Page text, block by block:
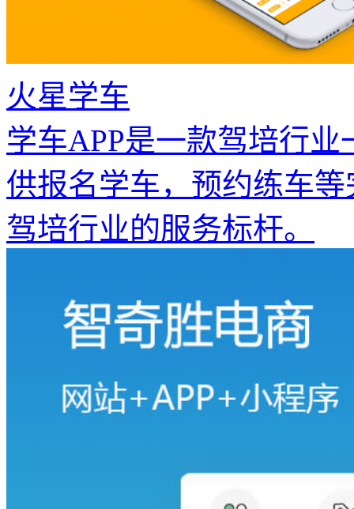
火星学车
学车APP是一款驾培行
供报名学车，预约练车
驾培行业的服务标杆。